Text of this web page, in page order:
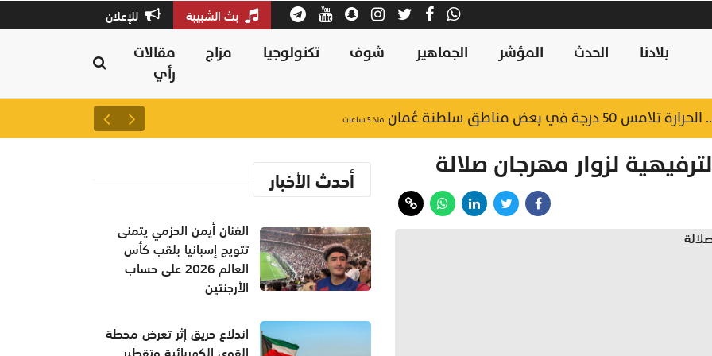
بث الشبيبة للإعلان
بلادنا الحدث المؤشر الجماهير شوف تكنولوجيا مزاج
مقالات
رأي
في بعض مناطق سلطنة عُمان منذ ٥ ساعات
لزوار مهرجان صلالة أحدث الأخبار
الفنان أيمن الحزمي يتمنى
تتويج إسبانيا بلقب كأس
العالم 2026 على حساب
الأرجنتين
اندلاع حريق إثر تعرض محطة